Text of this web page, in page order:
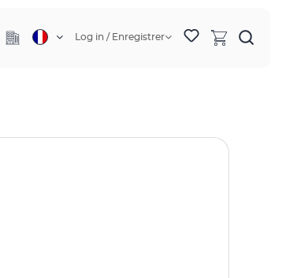
Log in / Enregistrer